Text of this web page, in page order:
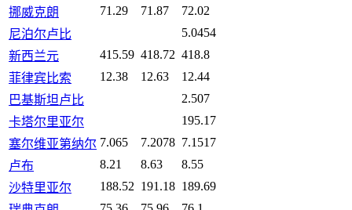
挪威克朗
71.29 71.87
72.02
尼泊尔卢比
5.0454
新西兰元
415.59 418.72 418.8
菲律宾比索
12.38 12.63
12.44
巴基斯坦卢比
2.507
卡塔尔里亚尔
195.17
塞尔维亚第纳尔 7.065 7.2078 7.1517
卢布
8.21 8.63
8.55
沙特里亚尔
188.52 191.18 189.69